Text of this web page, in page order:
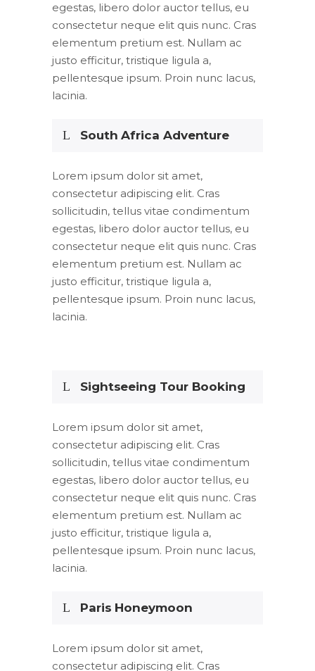
egestas, libero dolor auctor tellus, eu
consectetur neque elit quis nunc. Cras
elementum pretium est. Nullam ac
justo efficitur, tristique ligula a,
pellentesque ipsum. Proin nunc lacus,
lacinia.
South Africa Adventure
Lorem ipsum dolor sit amet,
consectetur adipiscing elit. Cras
sollicitudin, tellus vitae condimentum
egestas, libero dolor auctor tellus, eu
consectetur neque elit quis nunc. Cras
elementum pretium est. Nullam ac
justo efficitur, tristique ligula a,
pellentesque ipsum. Proin nunc lacus,
lacinia.
Sightseeing Tour Booking
Lorem ipsum dolor sit amet,
consectetur adipiscing elit. Cras
sollicitudin, tellus vitae condimentum
egestas, libero dolor auctor tellus, eu
consectetur neque elit quis nunc. Cras
elementum pretium est. Nullam ac
justo efficitur, tristique ligula a,
pellentesque ipsum. Proin nunc lacus,
lacinia.
Paris Honeymoon
Lorem ipsum dolor sit amet,
consectetur adipiscing elit. Cras